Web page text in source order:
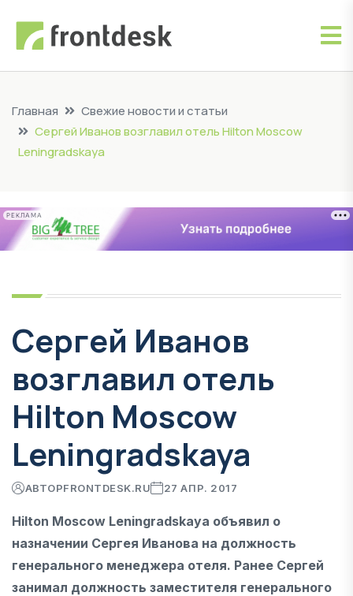
Главная
Свежие новости и статьи
Сергей Иванов возглавил отель Hilton Moscow
Leningradskaya
РЕКЛАМА
Сергей Иванов
возглавил отель
Hilton Moscow
Leningradskaya
АВТОРFRONTDESK.RU 27 АПР. 2017
Hilton Moscow Leningradskaya объявил о
назначении Сергея Иванова на должность
генерального менеджера отеля. Ранее Сергей
занимал должность заместителя генерального